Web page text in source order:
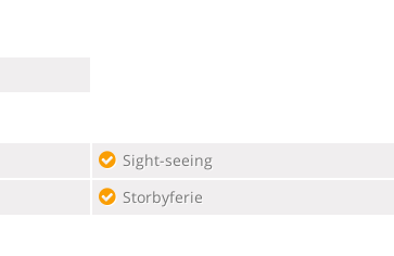
Sight-seeing
Storbyferie